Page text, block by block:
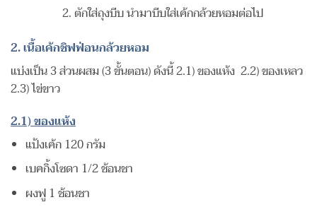
ตักใส่ถุงบีบ นำมาบีบใส่เค้กกล้วยหอมต่อไป
2. เนื้อเค้กชิฟฟ่อนกล้วยหอม
แบ่งเป็น 3 ส่วนผสม (3 ขั้นตอน) ดังนี้ 2.1) ของแห้ง 2.2) ของเหลว
2.3) ไข่ขาว
2.1) ของแห้ง
แป้งเค้ก 120 กรัม
เบคกิ้งโซดา 1/2 ช้อนชา
ผงฟู 1 ช้อนชา